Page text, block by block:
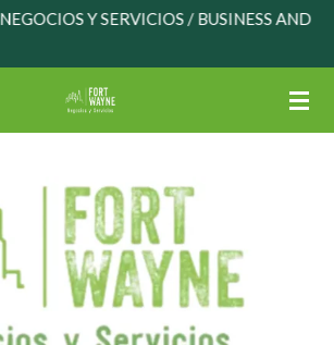
Y SERVICIOS / BUSINESS AND